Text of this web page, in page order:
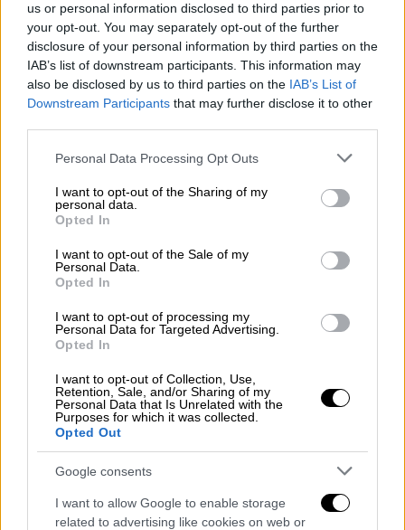
us or personal information disclosed to third parties prior to
your opt-out. You may separately opt-out of the further
disclosure of your personal information by third parties on the
IAB’s list of downstream participants. This information may
also be disclosed by us to third parties on the IAB’s List of
Downstream Participants that may further disclose it to other
Please note that this website/app uses one or more Google
not limited to your visit or usage behaviour. You may click to
grant or deny consent to Google and its third-party tags to
use your data for below specified purposes in below Google
consent section.
Personal Data Processing Opt Outs
I want to opt-out of the Sharing of my
personal data.
Opted In
I want to opt-out of the Sale of my
Personal Data.
Opted In
I want to opt-out of processing my
Personal Data for Targeted Advertising.
Opted In
I want to opt-out of Collection, Use,
Retention, Sale, and/or Sharing of my
Personal Data that Is Unrelated with the
Purposes for which it was collected.
Opted Out
Google consents
I want to allow Google to enable storage
related to advertising like cookies on web or
Η δράση του ήρθε στο «φως» από βίντεο που
δημοσιοποίησεεθελοντική ομάδα και το
οποίο τον δείχνει νακακοποιεί μέχρι
θανάτου γάταστην περιοχή τουΒοτανικού
Ο 33χρονος συνελήφθη την Πέμπτη στα
πλαίσια του αυτοφώρου. Μετά από έρευνα
που ακολούθησε στοεγκαταλελειμμένο
κτίριο,όπου διέμενε, εντοπίστηκαν οι
σοροίάλλων πέντε γάτων.
Οι Αρχές ερευνούν πόσα άλλα ζώα έχει
κακοποιήσει.